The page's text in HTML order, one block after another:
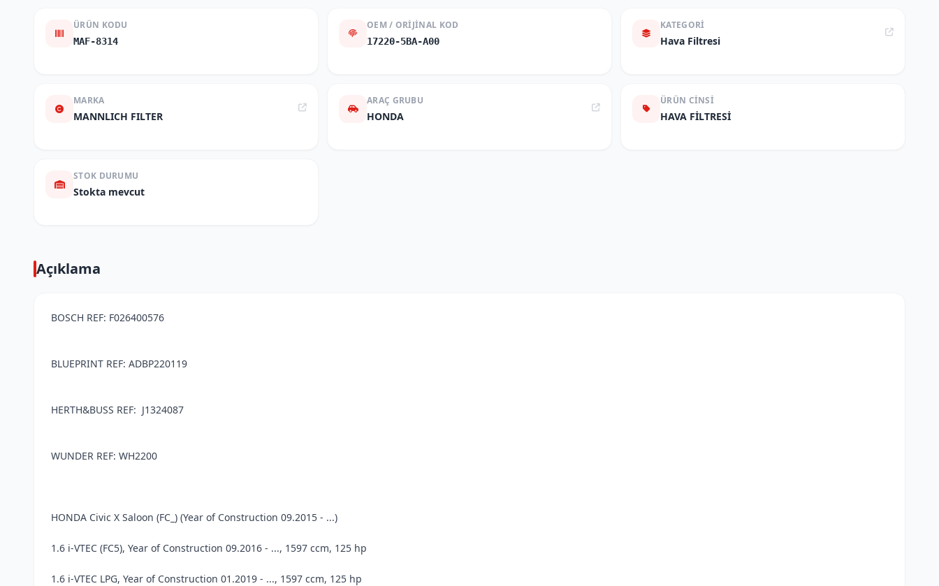
ÜRÜN KODU
MAF-8314
OEM / ORIJINAL KOD
17220-5BA-A00
KATEGORI
Hava Filtresi
MARKA
MANNLICH FILTER
ARAÇ GRUBU
HONDA
ÜRÜN CINSI
HAVA FİLTRESİ
STOK DURUMU
Stokta mevcut
Açıklama
BOSCH REF: F026400576
BLUEPRINT REF: ADBP220119
HERTH&BUSS REF: J1324087
WUNDER REF: WH2200
HONDA Civic X Saloon (FC_) (Year of Construction 09.2015 - ...)
1.6 i-VTEC (FC5), Year of Construction 09.2016 - ..., 1597 ccm, 125 hp
1.6 i-VTEC LPG, Year of Construction 01.2019 - ..., 1597 ccm, 125 hp